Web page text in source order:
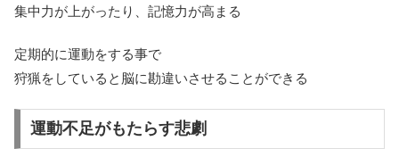
集中力が上がったり、記憶力が高まる
定期的に運動をする事で
狩猟をしていると脳に勘違いさせることができる
運動不足がもたらす悲劇